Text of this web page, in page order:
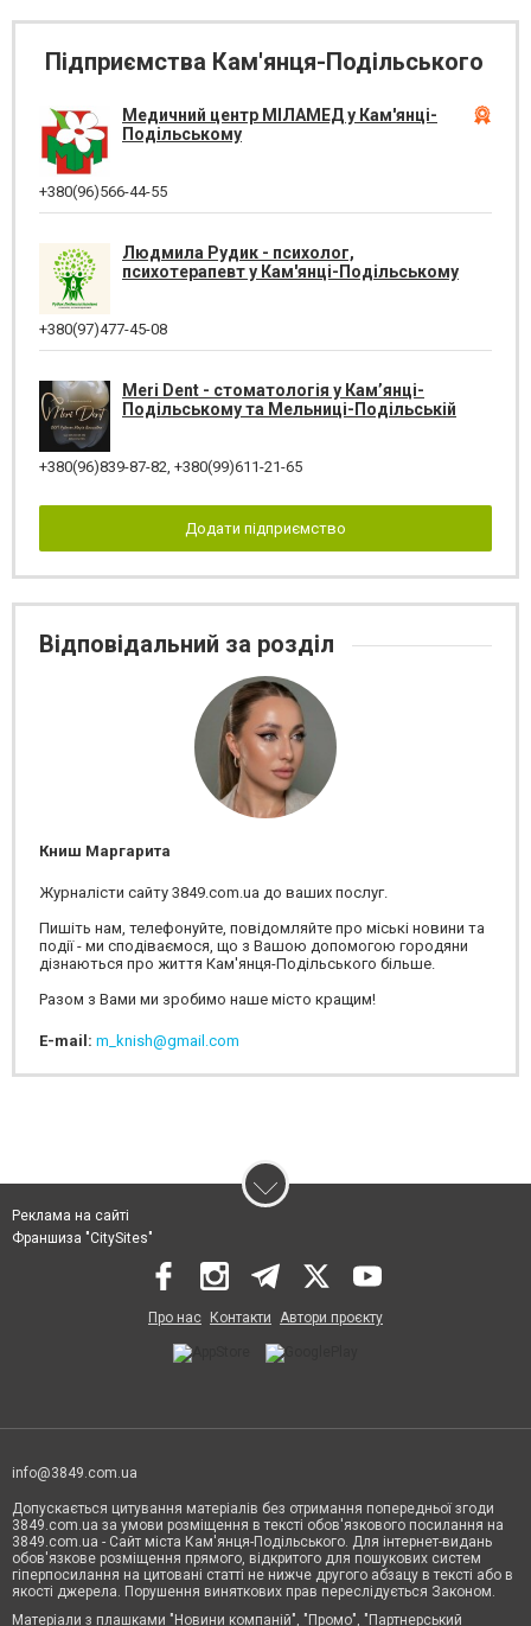
Підприємства Кам'янця-Подільського
Медичний центр МІЛАМЕД у Кам'янці-
Подільському
+380(96)566-44-55
Людмила Рудик - психолог,
психотерапевт у Кам'янці-Подільському
+380(97)477-45-08
Meri Dent - стоматологія у Кам’янці-
Подільському та Мельниці-Подільській
+380(96)839-87-82, +380(99)611-21-65
Додати підприємство
Відповідальний за розділ
Книш Маргарита
Журналісти сайту 3849.com.ua до ваших послуг.
Пишіть нам, телефонуйте, повідомляйте про міські новини та
події - ми сподіваємося, що з Вашою допомогою городяни
дізнаються про життя Кам'янця-Подільського більше.
Разом з Вами ми зробимо наше місто кращим!
E-mail: m_knish@gmail.com
Реклама на сайті
Франшиза "CitySites"
Про нас Контакти Автори проєкту
info@3849.com.ua
Допускається цитування матеріалів без отримання попередньої згоди
3849.com.ua за умови розміщення в тексті обов'язкового посилання на
3849.com.ua - Сайт міста Кам'янця-Подільського. Для інтернет-видань
обов'язкове розміщення прямого, відкритого для пошукових систем
гіперпосилання на цитовані статті не нижче другого абзацу в тексті або в
якості джерела. Порушення виняткових прав переслідується Законом.
Матеріали з плашками "Новини компаній", "Промо", "Партнерський